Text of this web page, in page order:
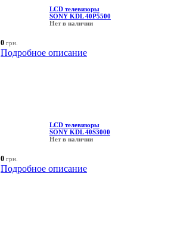
LCD телевизоры
SONY KDL 40P5500
Нет в наличии
0 грн.
Подробное описание
LCD телевизоры
SONY KDL 40S3000
Нет в наличии
0 грн.
Подробное описание